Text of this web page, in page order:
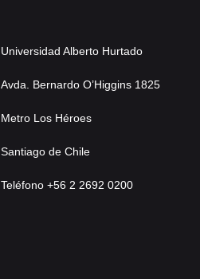
Universidad Alberto Hurtado
Avda. Bernardo O’Higgins 1825
Metro Los Héroes
Santiago de Chile
Teléfono +56 2 2692 0200